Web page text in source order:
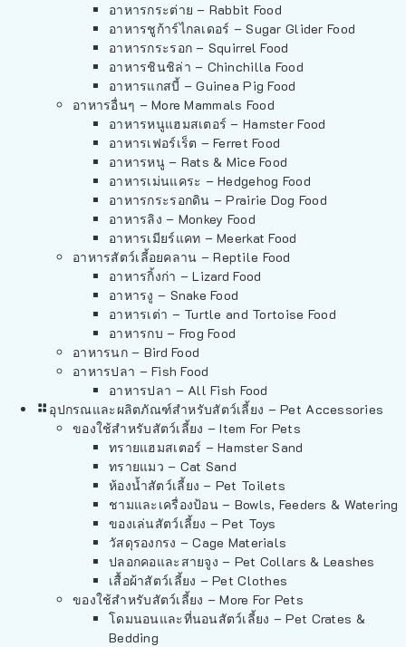
อาหารกระต่าย – Rabbit Food
อาหารชูก้าร์ไกลเดอร์ – Sugar Glider Food
อาหารกระรอก – Squirrel Food
อาหารชินชิล่า – Chinchilla Food
อาหารแกสบี้ – Guinea Pig Food
อาหารอื่นๆ – More Mammals Food
อาหารหนูแฮมสเตอร์ – Hamster Food
อาหารเฟอร์เร็ต – Ferret Food
อาหารหนู – Rats & Mice Food
อาหารเม่นแคระ – Hedgehog Food
อาหารกระรอกดิน – Prairie Dog Food
อาหารลิง – Monkey Food
อาหารเมียร์แคท – Meerkat Food
อาหารสัตว์เลี้อยคลาน – Reptile Food
อาหารกิ้งก่า – Lizard Food
อาหารงู – Snake Food
อาหารเต่า – Turtle and Tortoise Food
อาหารกบ – Frog Food
อาหารนก – Bird Food
อาหารปลา – Fish Food
อาหารปลา – All Fish Food
อุปกรณและผลิตภัณฑ์สำหรับสัตว์เลี้ยง – Pet Accessories
ของใช้สำหรับสัตว์เลี้ยง – Item For Pets
ทรายแฮมสเตอร์ – Hamster Sand
ทรายแมว – Cat Sand
ห้องน้ำสัตว์เลี้ยง – Pet Toilets
ชามและเครื่องป้อน – Bowls, Feeders & Watering
ของเล่นสัตว์เลี้ยง – Pet Toys
วัสดุรองกรง – Cage Materials
ปลอกคอและสายจูง – Pet Collars & Leashes
เสื้อผ้าสัตว์เลี้ยง – Pet Clothes
ของใช้สำหรับสัตว์เลี้ยง – More For Pets
โดมนอนและที่นอนสัตว์เลี้ยง – Pet Crates &
Bedding